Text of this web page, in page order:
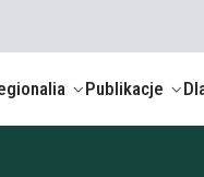
Publikacje